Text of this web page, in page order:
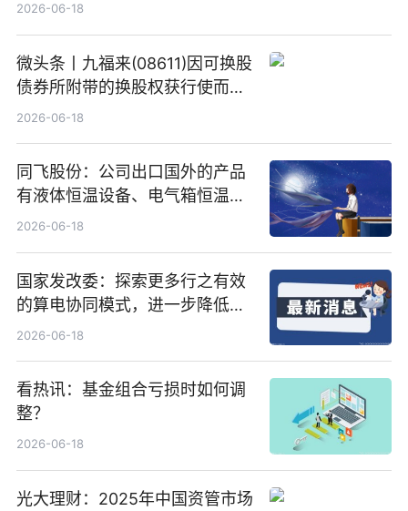
2026-06-18
微头条丨九福来(08611)因可换股
债券所附带的换股权获行使而发
行5200万股
2026-06-18
同飞股份：公司出口国外的产品
有液体恒温设备、电气箱恒温装
置、纯水冷却单元和特种换热器
2026-06-18
国家发改委：探索更多行之有效
的算电协同模式，进一步降低网
络传输时延_最资讯
2026-06-18
看热讯：基金组合亏损时如何调
整？
2026-06-18
光大理财：2025年中国资管市场